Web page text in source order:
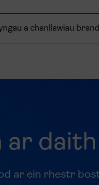
a chanllawiau
ar
ar ein rhestr